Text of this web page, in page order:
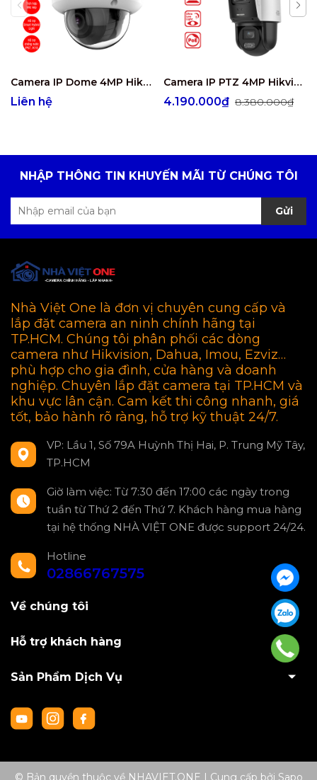
Camera IP Dome 4MP Hikvision DS-2CD2743G2-LIZS2U
Liên hệ
Camera IP PTZ 4MP Hikvision DS-2SE3C404MWG-E/14
4.190.000₫ 8.380.000₫
NHẬP THÔNG TIN KHUYẾN MÃI TỪ CHÚNG TÔI
Gửi
Nhà Việt One là đơn vị chuyên cung cấp và
lắp đặt camera an ninh chính hãng tại
TP.HCM. Chúng tôi phân phối các dòng
camera như Hikvision, Dahua, Imou, Ezviz…
phù hợp cho gia đình, cửa hàng và doanh
nghiệp. Chuyên lắp đặt camera tại TP.HCM và
khu vực lân cận. Cam kết thi công nhanh, giá
tốt, bảo hành rõ ràng, hỗ trợ kỹ thuật 24/7.
VP: Lầu 1, Số 79A Huỳnh Thị Hai, P. Trung Mỹ Tây,
TP.HCM
Giờ làm việc: Từ 7:30 đến 17:00 các ngày trong
tuần từ Thứ 2 đến Thứ 7. Khách hàng mua hàng
tại hệ thống NHÀ VIỆT ONE được support 24/24.
Hotline
02866767575
Về chúng tôi
Hỗ trợ khách hàng
Sản Phẩm Dịch Vụ
© Bản quyền thuộc về NHAVIET.ONE Cung cấp bởi Sapo